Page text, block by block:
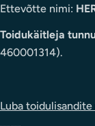
Ettevõtte nimi:
Toidukäitleja
460001314).
Luba